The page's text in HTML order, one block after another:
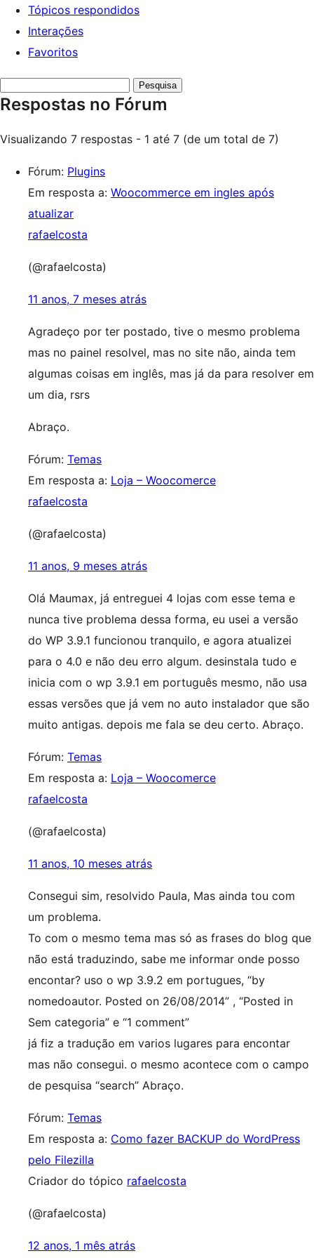
Tópicos respondidos
Interações
Favoritos
respostas:
Respostas no Fórum
Visualizando 7 respostas - 1 até 7 (de um total de 7)
Fórum: Plugins
Em resposta a: Woocommerce em ingles após
atualizar
rafaelcosta
(@rafaelcosta)
11 anos, 7 meses atrás
Agradeço por ter postado, tive o mesmo problema
mas no painel resolvel, mas no site não, ainda tem
algumas coisas em inglês, mas já da para resolver em
um dia, rsrs
Abraço.
Fórum: Temas
Em resposta a: Loja – Woocomerce
rafaelcosta
(@rafaelcosta)
11 anos, 9 meses atrás
Olá Maumax, já entreguei 4 lojas com esse tema e
nunca tive problema dessa forma, eu usei a versão
do WP 3.9.1 funcionou tranquilo, e agora atualizei
para o 4.0 e não deu erro algum. desinstala tudo e
inicia com o wp 3.9.1 em português mesmo, não usa
essas versões que já vem no auto instalador que são
muito antigas. depois me fala se deu certo. Abraço.
Fórum: Temas
Em resposta a: Loja – Woocomerce
rafaelcosta
(@rafaelcosta)
11 anos, 10 meses atrás
Consegui sim, resolvido Paula, Mas ainda tou com
um problema.
To com o mesmo tema mas só as frases do blog que
não está traduzindo, sabe me informar onde posso
encontar? uso o wp 3.9.2 em portugues, “by
nomedoautor. Posted on 26/08/2014” , “Posted in
Sem categoria” e “1 comment”
já fiz a tradução em varios lugares para encontar
mas não consegui. o mesmo acontece com o campo
de pesquisa “search” Abraço.
Fórum: Temas
Em resposta a: Como fazer BACKUP do WordPress
pelo Filezilla
Criador do tópico rafaelcosta
(@rafaelcosta)
12 anos, 1 mês atrás